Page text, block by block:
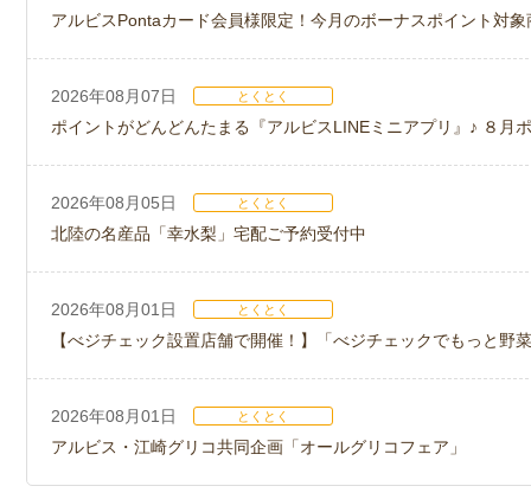
アルビスPontaカード会員様限定！今月のボーナスポイント対象
2026年08月07日 とくとく
ポイントがどんどんたまる『アルビスLINEミニアプリ』♪ ８月
2026年08月05日 とくとく
北陸の名産品「幸水梨」宅配ご予約受付中
2026年08月01日 とくとく
【べジチェック設置店舗で開催！】「べジチェックでもっと野
2026年08月01日 とくとく
アルビス・江崎グリコ共同企画「オールグリコフェア」